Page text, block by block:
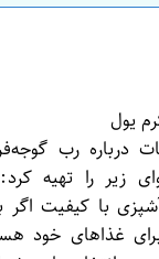
درباره رب
زیر را تهیه
آشپزی با کیفیت
غذاهای خود